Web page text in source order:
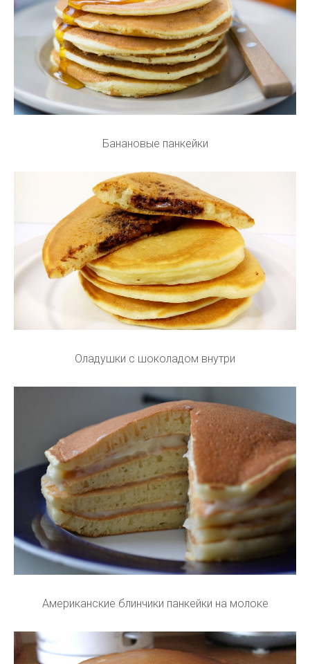
Банановые панкейки
Оладушки с шоколадом внутри
Американские блинчики панкейки на молоке